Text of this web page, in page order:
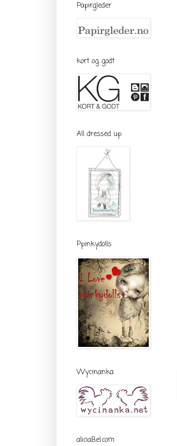
Papirgleder
kort og godt
All dressed up
Ppinkydolls
Wycinanka
aliciaBel.com